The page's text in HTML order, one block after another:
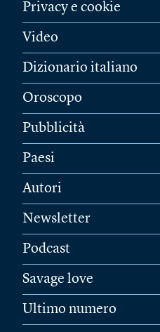
Privacy e cookie
Video
Dizionario italiano
Oroscopo
Pubblicità
Paesi
Autori
Newsletter
Podcast
Savage love
Ultimo numero